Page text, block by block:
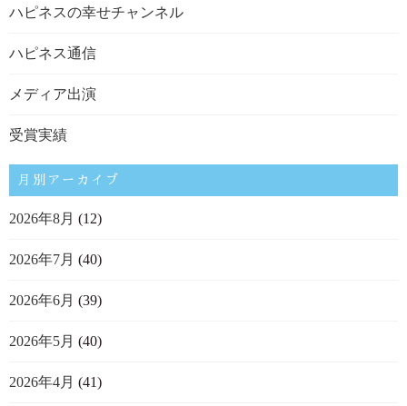
ハピネスの幸せチャンネル
ハピネス通信
メディア出演
受賞実績
月別アーカイブ
2026年8月 (12)
2026年7月 (40)
2026年6月 (39)
2026年5月 (40)
2026年4月 (41)